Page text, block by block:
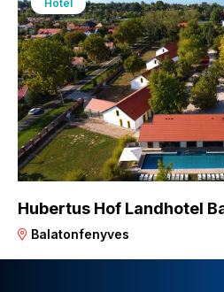
Hotel
Hubertus Hof Landhotel
Balatonfenyves